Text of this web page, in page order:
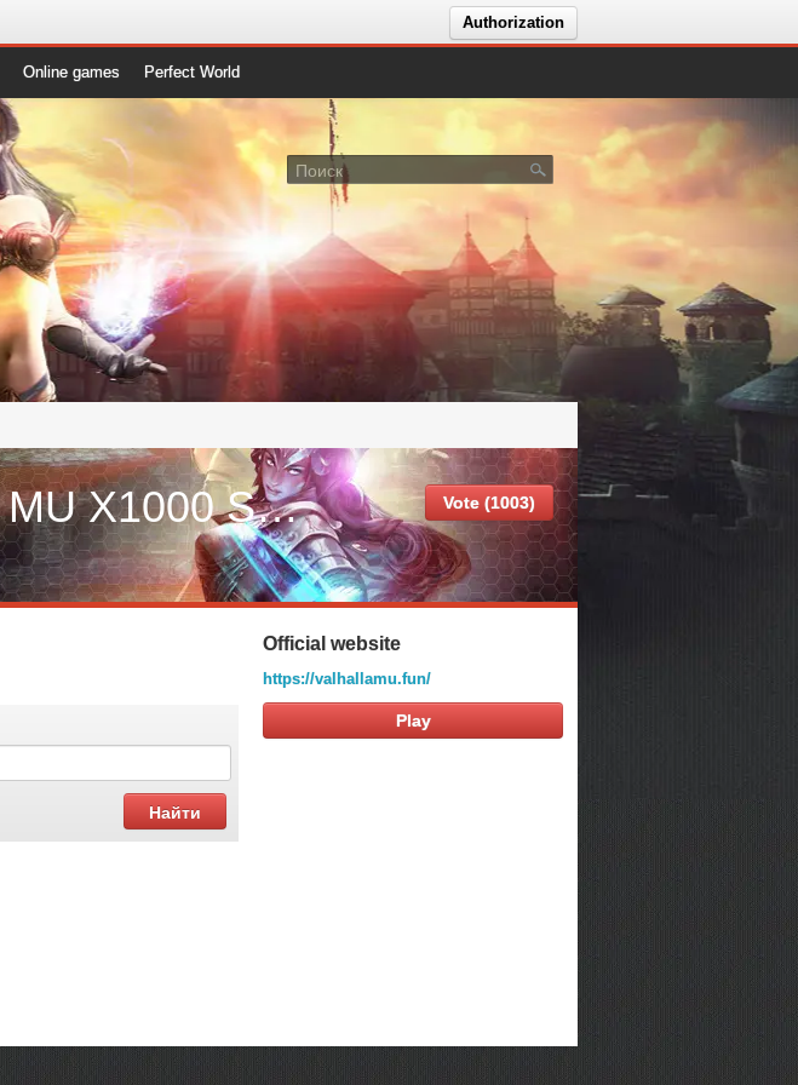
Authorization
Online games Perfect World
Вакансии VALHALLA MU X1000 S3 NO GR 10.07 Vote (1003)
Official website
https://valhallamu.fun/
Play